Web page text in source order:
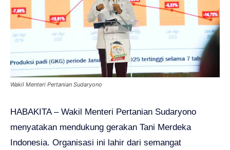
Wakil Menteri Pertanian Sudaryono
HABAKITA – Wakil Menteri Pertanian Sudaryono
menyatakan mendukung gerakan Tani Merdeka
Indonesia. Organisasi ini lahir dari semangat